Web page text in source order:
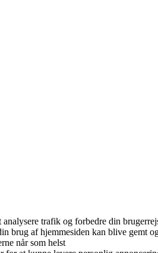
trafik og forbedre din
brug af hjemmesiden kan blive gemt
når som helst